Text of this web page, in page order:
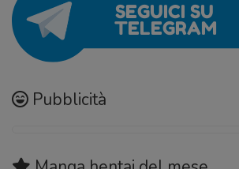
Pubblicità